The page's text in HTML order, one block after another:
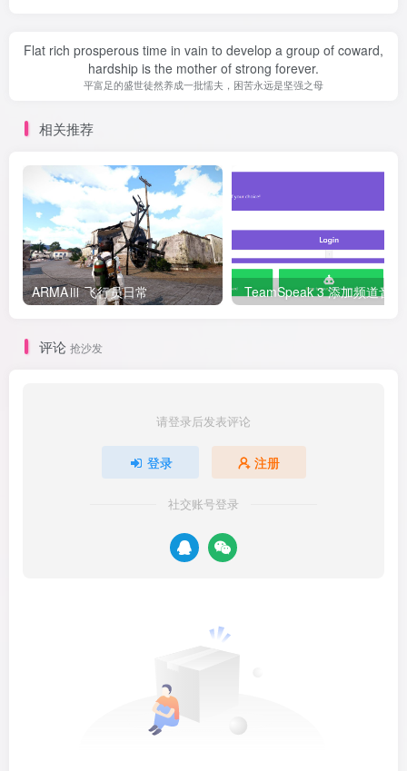
Flat rich prosperous time in vain to develop a group of coward,
hardship is the mother of strong forever.
平富足的盛世徒然养成一批懦夫，困苦永远是坚强之母
相关推荐
ARMAⅢ 飞行员日常
评论 抢沙发
请登录后发表评论
登录 注册
社交账号登录